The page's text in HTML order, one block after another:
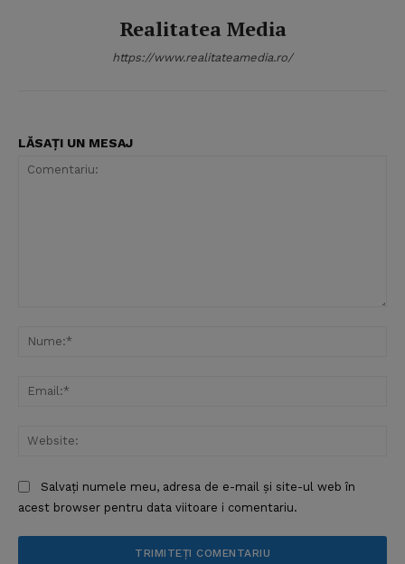
Realitatea Media
https://www.realitateamedia.ro/
LĂSAȚI UN MESAJ
Salvați numele meu, adresa de e-mail și site-ul web în
acest browser pentru data viitoare i comentariu.